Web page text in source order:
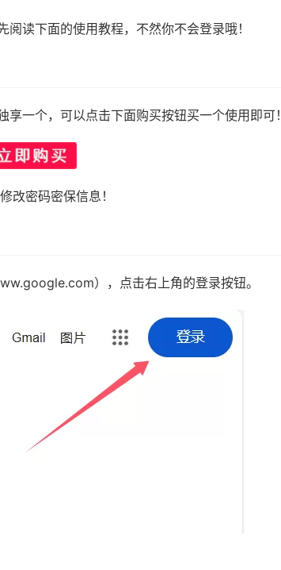
读下面的使用教程，不然你不会登录哦！
一个，可以点击下面购买按钮买一个使用即可！
改密码密保信息！
），点击右上角的登录按钮。